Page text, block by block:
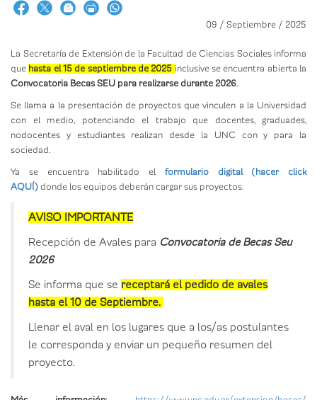
09 / Septiembre / 2025
La Secretaría de Extensión de la Facultad de Ciencias Sociales informa
que hasta el 15 de septiembre de 2025 inclusive se encuentra abierta la
Convocatoria Becas SEU para realizarse durante 2026.
Se llama a la presentación de proyectos que vinculen a la Universidad
con el medio, potenciando el trabajo que docentes, graduades,
nodocentes y estudiantes realizan desde la UNC con y para la
sociedad.
Ya se encuentra habilitado el formulario digital (hacer click
AQUÍ) donde los equipos deberán cargar sus proyectos.
AVISO IMPORTANTE
Recepción de Avales para Convocatoria de Becas Seu
2026
Se informa que se receptará el pedido de avales
hasta el 10 de Septiembre.
Llenar el aval en los lugares que a los/as postulantes
le corresponda y enviar un pequeño resumen del
proyecto.